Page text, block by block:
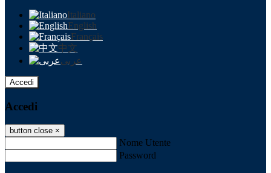
Italiano
English
Français
中文
عربى
Accedi
Accedi
button close ×
Nome Utente
Password